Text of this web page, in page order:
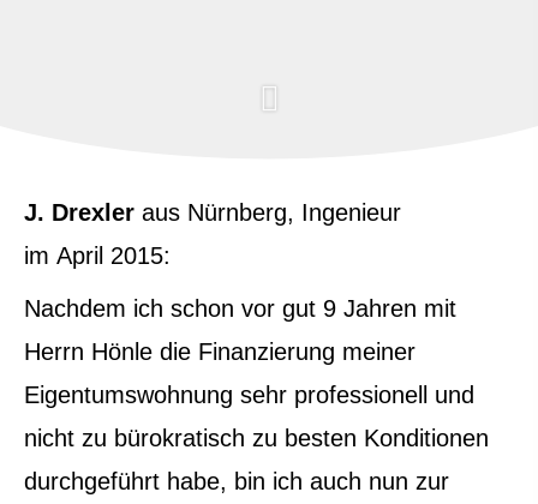
J. Drexler aus Nürnberg, Ingenieur
im April 2015:
Nachdem ich schon vor gut 9 Jahren mit
Herrn Hönle die Finanzierung meiner
Eigentumswohnung sehr professionell und
nicht zu bürokratisch zu besten Konditionen
durchgeführt habe, bin ich auch nun zur